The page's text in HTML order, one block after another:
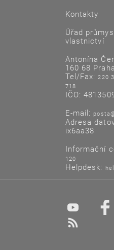
Kontakty
Úřad
vlastnictví
Antonína
160 68
Tel/Fax:220
718
IČO:
E-mail:
Adresa
ix6aa38
Informační
120
Helpdesk: